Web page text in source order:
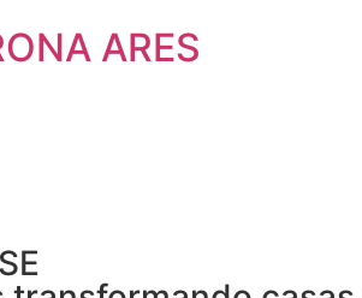
ARES